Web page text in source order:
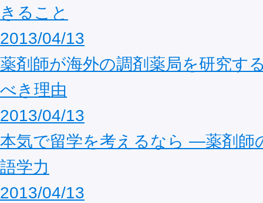
きること
2013/04/13
薬剤師が海外の調剤薬局を研究す
べき理由
2013/04/13
本気で留学を考えるなら ―薬剤師
語学力
2013/04/13